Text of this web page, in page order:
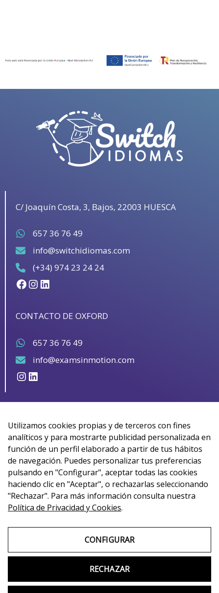
C/ Joaquín Costa, 3, Bajos, 22003 HUESCA
657 36 76 49
info@switchidiomas.com
(+34) 974 23 24 24
Facebook
Instagram
LinkedIn
CONTACTO DE OXFORD
657 36 76 49
info@examsinmotion.com
Instagram
LinkedIn
Copyright © 2026 Switch Idiomas
Utilizamos cookies propias y de terceros con fines
analíticos y para mostrarte publicidad personalizada en
función de un perfil elaborado a partir de tus hábitos
de navegación. Puedes personalizar tus preferencias
pulsando en "Configurar", aceptar todas las cookies
haciendo clic en "Aceptar", o rechazarlas seleccionando
"Rechazar". Para más información consulta nuestra
Política de Privacidad y Cookies.
CONFIGURAR
RECHAZAR